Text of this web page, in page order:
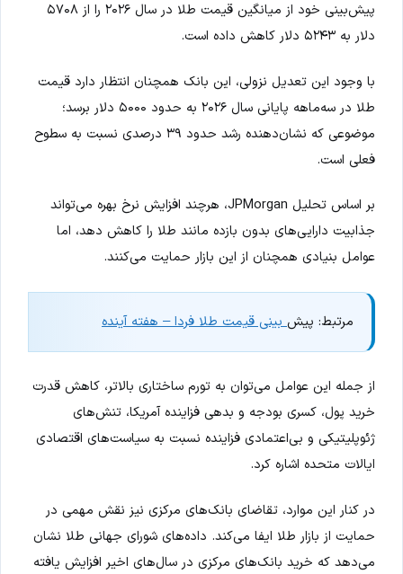
پیش‌بینی خود از میانگین قیمت طلا در سال ۲۰۲۶ را از ۵۷۰۸
دلار به ۵۲۴۳ دلار کاهش داده است.
با وجود این تعدیل نزولی، این بانک همچنان انتظار دارد قیمت
طلا در سه‌ماهه پایانی سال ۲۰۲۶ به حدود ۵۰۰۰ دلار برسد؛
موضوعی که نشان‌دهنده رشد حدود ۳۹ درصدی نسبت به سطوح
فعلی است.
بر اساس تحلیل JPMorgan، هرچند افزایش نرخ بهره می‌تواند
جذابیت دارایی‌های بدون بازده مانند طلا را کاهش دهد، اما
عوامل بنیادی همچنان از این بازار حمایت می‌کنند.
مرتبط: پیشبینی قیمت طلا فردا – هفته آینده
از جمله این عوامل می‌توان به تورم ساختاری بالاتر، کاهش قدرت
خرید پول، کسری بودجه و بدهی فزاینده آمریکا، تنش‌های
ژئوپلیتیکی و بی‌اعتمادی فزاینده نسبت به سیاست‌های اقتصادی
ایالات متحده اشاره کرد.
در کنار این موارد، تقاضای بانک‌های مرکزی نیز نقش مهمی در
حمایت از بازار طلا ایفا می‌کند. داده‌های شورای جهانی طلا نشان
می‌دهد که خرید بانک‌های مرکزی در سال‌های اخیر افزایش یافته